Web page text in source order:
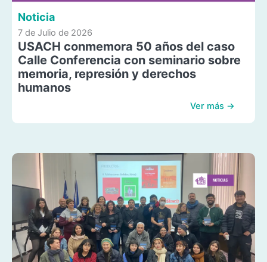
Noticia
7 de Julio de 2026
USACH conmemora 50 años del caso
Calle Conferencia con seminario sobre
memoria, represión y derechos
humanos
Ver más →